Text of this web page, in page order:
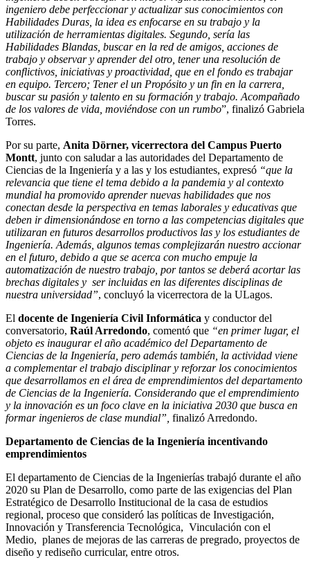
ingeniero debe perfeccionar y actualizar sus conocimientos con
Habilidades Duras, la idea es enfocarse en su trabajo y la
utilización de herramientas digitales. Segundo, sería las
Habilidades Blandas, buscar en la red de amigos, acciones de
trabajo y observar y aprender del otro, tener una resolución de
conflictivos, iniciativas y proactividad, que en el fondo es trabajar
en equipo. Tercero; Tener el un Propósito y un fin en la carrera,
buscar su pasión y talento en su formación y trabajo. Acompañado
de los valores de vida, moviéndose con un rumbo”, finalizó Gabriela
Torres.
Por su parte, Anita Dörner, vicerrectora del Campus Puerto
Montt, junto con saludar a las autoridades del Departamento de
Ciencias de la Ingeniería y a las y los estudiantes, expresó “que la
relevancia que tiene el tema debido a la pandemia y al contexto
mundial ha promovido aprender nuevas habilidades que nos
conectan desde la perspectiva en temas laborales y educativas que
deben ir dimensionándose en torno a las competencias digitales que
utilizaran en futuros desarrollos productivos las y los estudiantes de
Ingeniería. Además, algunos temas complejizarán nuestro accionar
en el futuro, debido a que se acerca con mucho empuje la
automatización de nuestro trabajo, por tantos se deberá acortar las
brechas digitales y ser incluidas en las diferentes disciplinas de
nuestra universidad”, concluyó la vicerrectora de la ULagos.
El docente de Ingeniería Civil Informática y conductor del
conversatorio, Raúl Arredondo, comentó que “en primer lugar, el
objeto es inaugurar el año académico del Departamento de
Ciencias de la Ingeniería, pero además también, la actividad viene
a complementar el trabajo disciplinar y reforzar los conocimientos
que desarrollamos en el área de emprendimientos del departamento
de Ciencias de la Ingeniería. Considerando que el emprendimiento
y la innovación es un foco clave en la iniciativa 2030 que busca en
formar ingenieros de clase mundial”, finalizó Arredondo.
Departamento de Ciencias de la Ingeniería incentivando
emprendimientos
El departamento de Ciencias de la Ingenierías trabajó durante el año
2020 su Plan de Desarrollo, como parte de las exigencias del Plan
Estratégico de Desarrollo Institucional de la casa de estudios
regional, proceso que consideró las políticas de Investigación,
Innovación y Transferencia Tecnológica, Vinculación con el
Medio, planes de mejoras de las carreras de pregrado, proyectos de
diseño y rediseño curricular, entre otros.